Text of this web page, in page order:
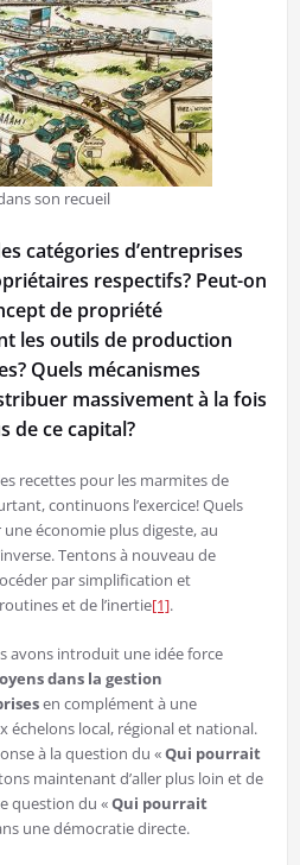
son recueil
catégories d’entreprises
respectifs? Peut-on
de propriété
les outils de production
Quels mécanismes
massivement à la fois
de ce capital?
recettes pour les marmites de
continuons l’exercice! Quels
économie plus digeste, au
Tentons à nouveau de
par simplification et
et de l’inertie[1].
avons introduit une idée force
dans la gestion
en complément à une
échelons local, régional et national.
à la question du «Qui pourrait
maintenant d’aller plus loin et de
question du «Qui pourrait
une démocratie directe.